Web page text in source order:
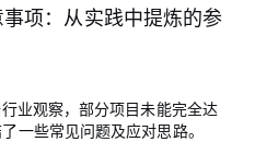
项：从实践中提炼的参
业观察，部分项目未能完全达
一些常见问题及应对思路。